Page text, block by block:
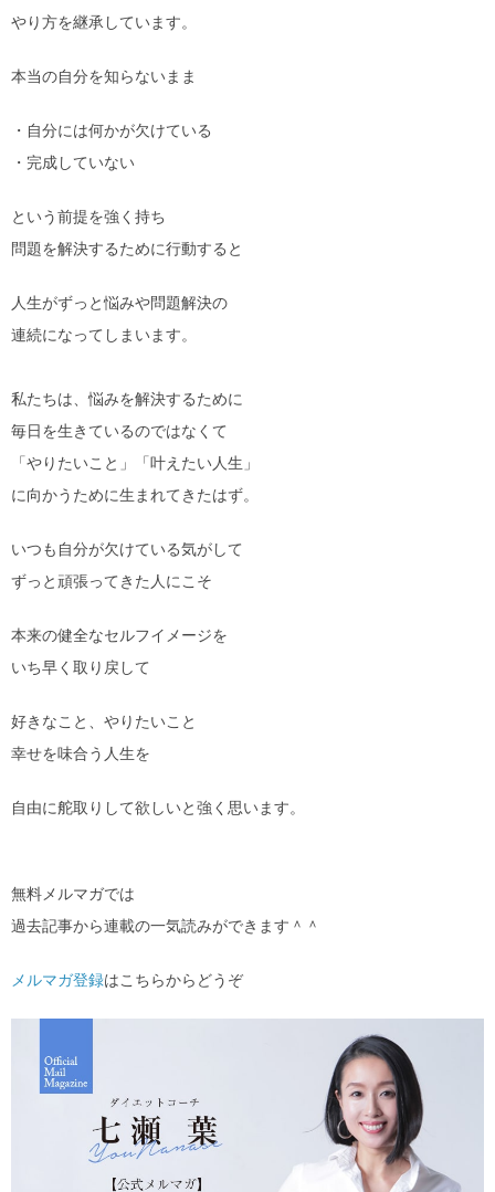
やり方を継承しています。
本当の自分を知らないまま
・自分には何かが欠けている
・完成していない
という前提を強く持ち
問題を解決するために行動すると
人生がずっと悩みや問題解決の
連続になってしまいます。
私たちは、悩みを解決するために
毎日を生きているのではなくて
「やりたいこと」「叶えたい人生」
に向かうために生まれてきたはず。
いつも自分が欠けている気がして
ずっと頑張ってきた人にこそ
本来の健全なセルフイメージを
いち早く取り戻して
好きなこと、やりたいこと
幸せを味合う人生を
自由に舵取りして欲しいと強く思います。
無料メルマガでは
過去記事から連載の一気読みができます＾＾
メルマガ登録はこちらからどうぞ